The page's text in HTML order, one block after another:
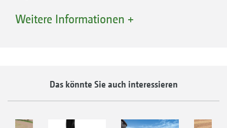
Saatbett für die Hauptkultur oder ein
Bearbeitungsschritt mit der TopCut nach der
können.
Weitere Informationen +
Das könnte Sie auch interessieren